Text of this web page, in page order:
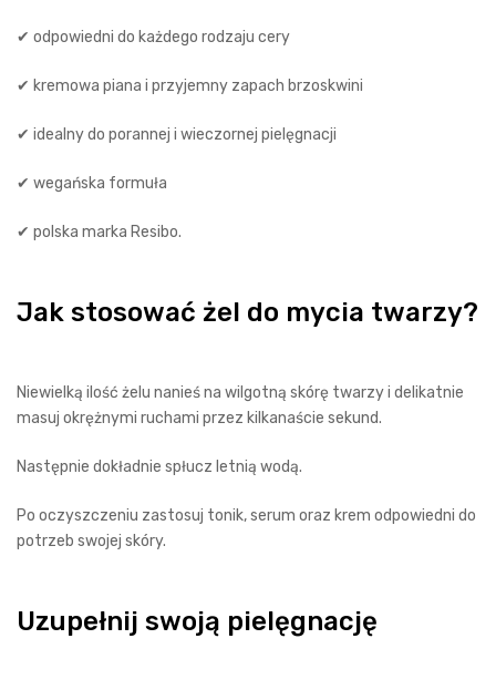
✔ odpowiedni do każdego rodzaju cery
✔ kremowa piana i przyjemny zapach brzoskwini
✔ idealny do porannej i wieczornej pielęgnacji
✔ wegańska formuła
✔ polska marka Resibo.
Jak stosować żel do mycia twarzy?
Niewielką ilość żelu nanieś na wilgotną skórę twarzy i delikatnie
masuj okrężnymi ruchami przez kilkanaście sekund.
Następnie dokładnie spłucz letnią wodą.
Po oczyszczeniu zastosuj tonik, serum oraz krem odpowiedni do
potrzeb swojej skóry.
Uzupełnij swoją pielęgnację